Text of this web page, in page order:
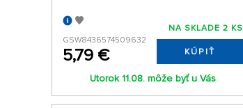
GSW8436574509632
5,79 €
NA SKLADE 2 KS
KÚPIŤ
Utorok 11.08. môže byť u Vás